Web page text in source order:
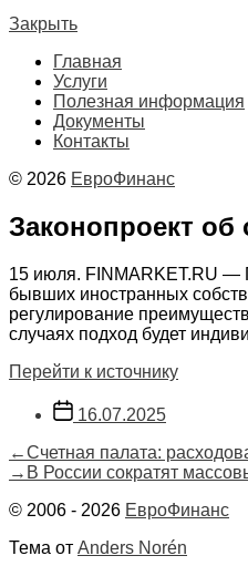
Закрыть
Главная
Услуги
Полезная информация
Документы
Контакты
© 2026 ЕвроФинанс
Законопроект об
15 июля. FINMARKET.RU —
бывших иностранных
регулирование
случаях подход будет
Перейти к источнику
Дата
записи
16.07.2025
Навигация
по
записям
←Предыдущая
запись:
Счетная палата:
→ Следующая
В России сократят
© 2006 - 2026 ЕвроФинанс
Тема от Anders Norén